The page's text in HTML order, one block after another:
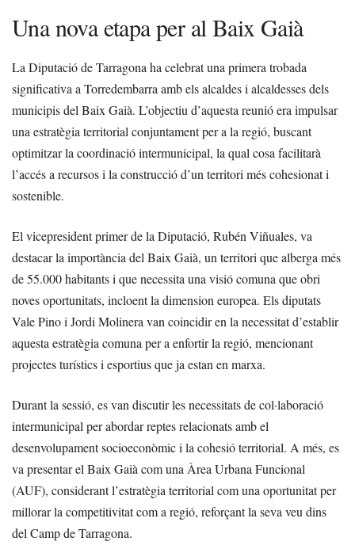
Una nova etapa per al Baix Gaià
La Diputació de Tarragona ha celebrat una primera trobada
significativa a Torredembarra amb els alcaldes i alcaldesses dels
municipis del Baix Gaià. L’objectiu d’aquesta reunió era impulsar
una estratègia territorial conjuntament per a la regió, buscant
optimitzar la coordinació intermunicipal, la qual cosa facilitarà
l’accés a recursos i la construcció d’un territori més cohesionat i
sostenible.
El vicepresident primer de la Diputació, Rubén Viñuales, va
destacar la importància del Baix Gaià, un territori que alberga més
de 55.000 habitants i que necessita una visió comuna que obri
noves oportunitats, incloent la dimension europea. Els diputats
Vale Pino i Jordi Molinera van coincidir en la necessitat d’establir
aquesta estratègia comuna per a enfortir la regió, mencionant
projectes turístics i esportius que ja estan en marxa.
Durant la sessió, es van discutir les necessitats de col·laboració
intermunicipal per abordar reptes relacionats amb el
desenvolupament socioeconòmic i la cohesió territorial. A més, es
va presentar el Baix Gaià com una Àrea Urbana Funcional
(AUF), considerant l’estratègia territorial com una oportunitat per
millorar la competitivitat com a regió, reforçant la seva veu dins
del Camp de Tarragona.